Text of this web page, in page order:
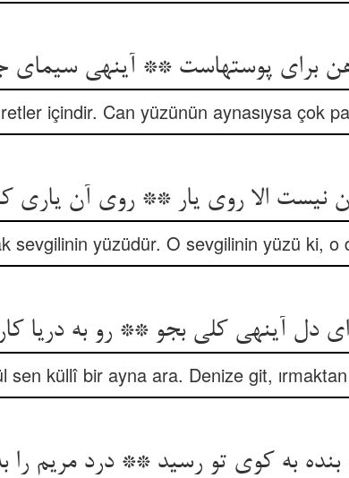
برای پوستهاست ** آینه‏ی سیمای
içindir. Can yüzünün aynasıysa çok
نیست الا روی یار ** روی آن یاری
sevgilinin yüzüdür. O sevgilinin yüzü ki, o
دل آینه‏ی کلی بجو ** رو به دریا کار
sen küllî bir ayna ara. Denize git,
به کوی تو رسید ** درد مریم را